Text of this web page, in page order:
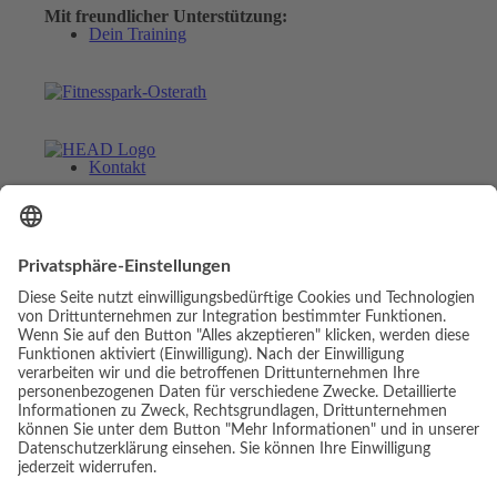
Dein Training
Kontakt
Menü Menü
Link zu Facebook
Mit freundlicher Unterstützung:
© Copyright - Luis Elias | Webdesign & Umsetzung:
cambium digital